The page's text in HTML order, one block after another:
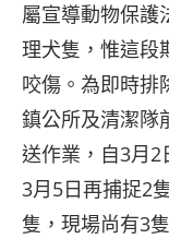
屬宣導動物保護
理犬隻，惟這段
咬傷。為即時排
鎮公所及清潔隊
送作業，自3月2
3月5日再捕捉2
隻，現場尚有3